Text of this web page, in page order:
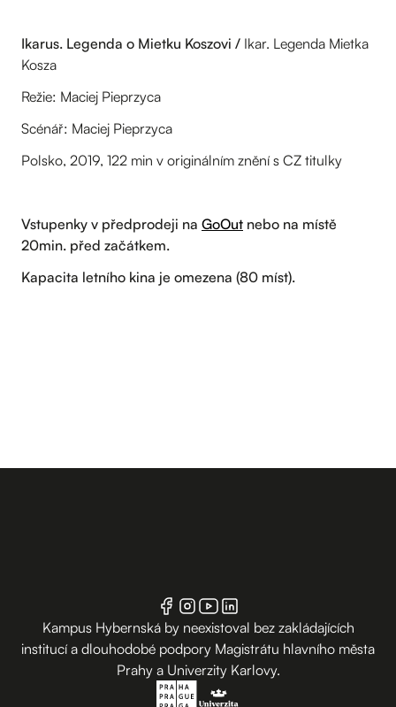
Ikarus. Legenda o Mietku Koszovi / Ikar. Legenda Mietka
Kosza
Režie: Maciej Pieprzyca
Scénář: Maciej Pieprzyca
Polsko, 2019, 122 min v originálním znění s CZ titulky
Vstupenky v předprodeji na GoOut nebo na místě
20min. před začátkem.
Kapacita letního kina je omezena (80 míst).
Kampus Hybernská by neexistoval bez zakládajících
institucí a dlouhodobé podpory Magistrátu hlavního města
Prahy a Univerzity Karlovy.